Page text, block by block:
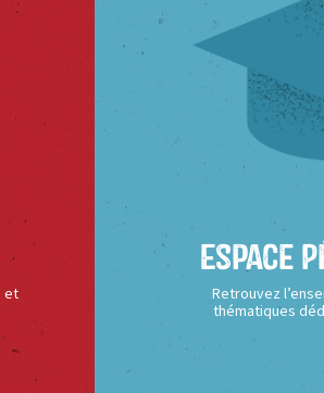
et
Espace
Retrouvez
thématiques